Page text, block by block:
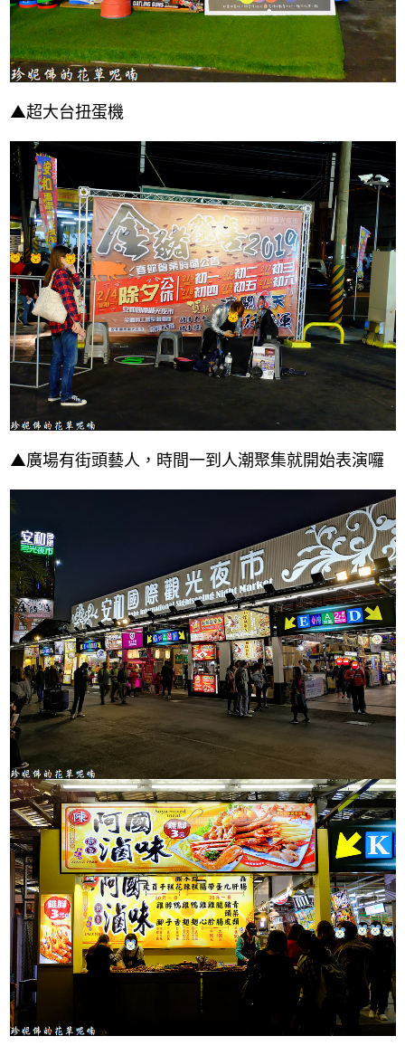
▲超大台扭蛋機
▲廣場有街頭藝人，時間一到人潮聚集就開始表演囉